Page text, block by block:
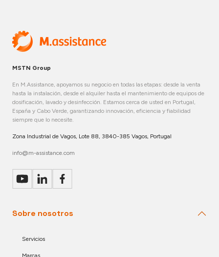
MSTN Group
En M.Assistance, apoyamos su negocio en todas las etapas: desde la venta
hasta la instalación, desde el alquiler hasta el mantenimiento de equipos de
dosificación, lavado y desinfección. Estamos cerca de usted en Portugal,
España y Cabo Verde, garantizando innovación, eficiencia y fiabilidad
siempre que lo necesite.
Zona Industrial de Vagos, Lote 88, 3840-385 Vagos, Portugal
info@m-assistance.com
Sobre nosotros
Servicios
Marcas